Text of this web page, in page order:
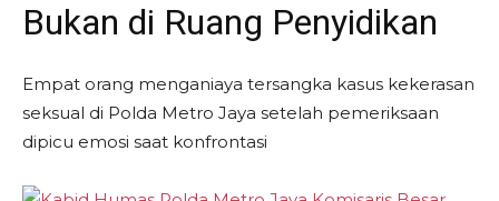
Bukan di Ruang Penyidikan
Empat orang menganiaya tersangka kasus kekerasan
seksual di Polda Metro Jaya setelah pemeriksaan
dipicu emosi saat konfrontasi